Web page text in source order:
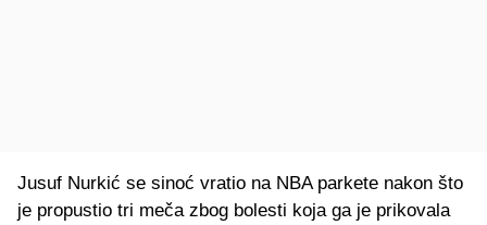
Jusuf Nurkić se sinoć vratio na NBA parkete nakon što
je propustio tri meča zbog bolesti koja ga je prikovala